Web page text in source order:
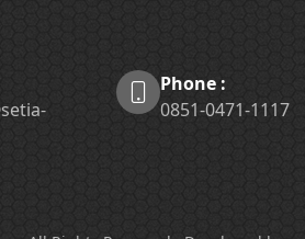
Phone :
0851-0471-1117